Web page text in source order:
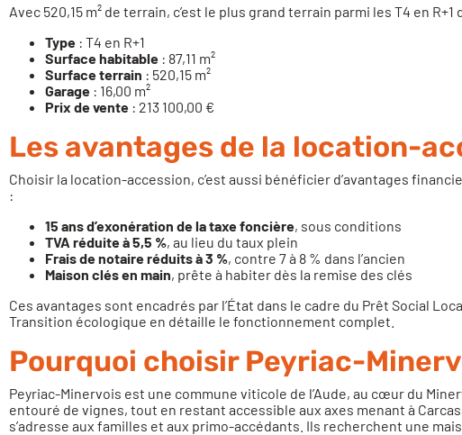
Avec 520,15 m² de terrain, c’est le plus grand terrain parmi les T4 en R+1
Type : T4 en R+1
Surface habitable : 87,11 m²
Surface terrain : 520,15 m²
Garage : 16,00 m²
Prix de vente : 213 100,00 €
Les avantages de la location-
Choisir la location-accession, c’est aussi bénéficier d’avantages
:
15 ans d’exonération de la taxe foncière, sous conditions
TVA réduite à 5,5 %, au lieu du taux plein
Frais de notaire réduits à 3 %, contre 7 à 8 % dans l’ancien
Maison clés en main, prête à habiter dès la remise des clés
Ces avantages sont encadrés par l’État dans le cadre du Prêt Social
Transition écologique en détaille le fonctionnement complet.
Pourquoi choisir Peyriac-
Peyriac-Minervois est une commune viticole de l’Aude, au cœur du
entouré de vignes, tout en restant accessible aux axes menant à
s’adresse aux familles et aux primo-accédants. Ils recherchent une